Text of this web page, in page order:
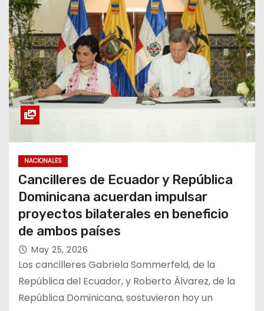
NACIONALES
Cancilleres de Ecuador y República
Dominicana acuerdan impulsar
proyectos bilaterales en beneficio
de ambos países
May 25, 2026
Los cancilleres Gabriela Sommerfeld, de la
República del Ecuador, y Roberto Álvarez, de la
República Dominicana, sostuvieron hoy un